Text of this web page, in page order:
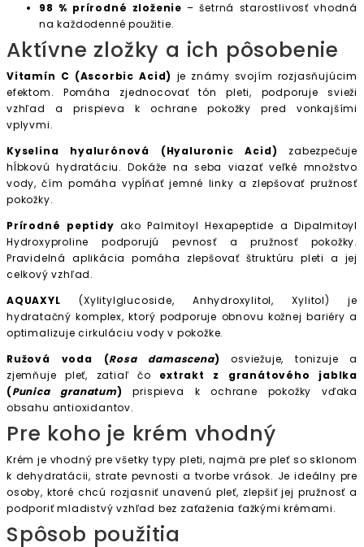
98 % prírodné zloženie – šetrná starostlivosť vhodná
na každodenné použitie.
Aktívne zložky a ich pôsobenie
Vitamín C (Ascorbic Acid) je známy svojím rozjasňujúcim
efektom. Pomáha zjednocovať tón pleti, podporuje svieži
vzhľad a prispieva k ochrane pokožky pred vonkajšími
vplyvmi.
Kyselina hyalurónová (Hyaluronic Acid) zabezpečuje
hĺbkovú hydratáciu. Dokáže na seba viazať veľké množstvo
vody, čím pomáha vypĺňať jemné linky a zlepšovať pružnosť
pokožky.
Prírodné peptidy ako Palmitoyl Hexapeptide a Dipalmitoyl
Hydroxyproline podporujú pevnosť a pružnosť pokožky.
Pravidelná aplikácia pomáha zlepšovať štruktúru pleti a jej
celkový vzhľad.
AQUAXYL (Xylitylglucoside, Anhydroxylitol, Xylitol) je
hydratačný komplex, ktorý podporuje obnovu kožnej bariéry a
optimalizuje cirkuláciu vody v pokožke.
Ružová voda (Rosa damascena) osviežuje, tonizuje a
zjemňuje pleť, zatiaľ čo extrakt z granátového jablka
(Punica granatum) prispieva k ochrane pokožky vďaka
obsahu antioxidantov.
Pre koho je krém vhodný
Krém je vhodný pre všetky typy pleti, najmä pre pleť so sklonom
k dehydratácii, strate pevnosti a tvorbe vrások. Je ideálny pre
osoby, ktoré chcú rozjasniť unavenú pleť, zlepšiť jej pružnosť a
podporiť mladistvý vzhľad bez zaťaženia ťažkými krémami.
Spôsob použitia